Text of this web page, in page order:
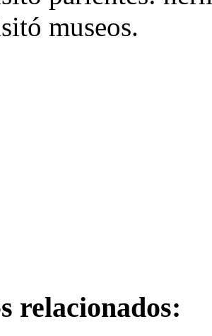
museos.
relacionados: